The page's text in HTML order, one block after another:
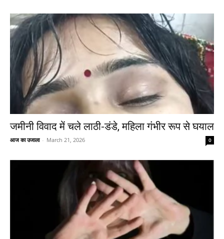
जमीनी विवाद में चले लाठी-डंडे, महिला गंभीर रूप से घयाल
आज का उजाला - March 21, 2026 0